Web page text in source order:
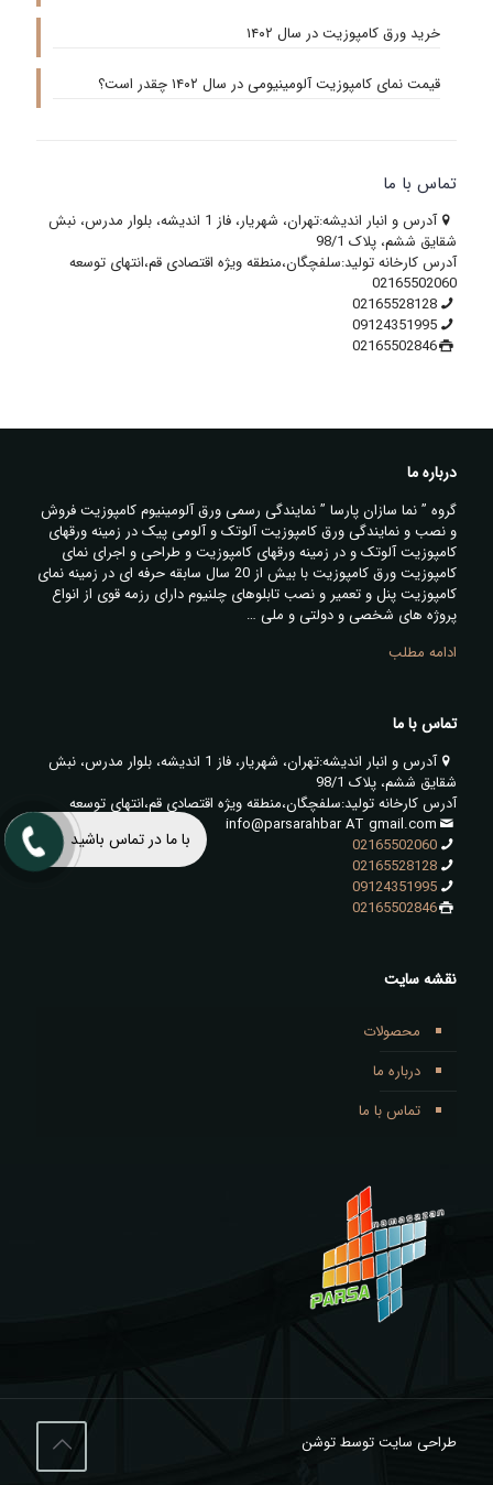
خرید ورق کامپوزیت در سال ۱۴۰۲
قیمت نمای کامپوزیت آلومینیومی در سال ۱۴۰۲ چقدر است؟
تماس با ما
آدرس و انبار اندیشه:تهران، شهریار، فاز 1 اندیشه، بلوار مدرس، نبش
شقایق ششم، پلاک 98/1
آدرس کارخانه تولید:سلفچگان،منطقه ویژه اقتصادی قم،انتهای توسعه
02165502060
02165528128
09124351995
02165502846
درباره ما
گروه ” نما سازان پارسا ” نمایندگی رسمی ورق آلومینیوم کامپوزیت فروش
و نصب و نمایندگی ورق کامپوزیت آلوتک و آلومی پیک در زمینه ورقهای
کامپوزیت آلوتک و در زمینه ورقهای کامپوزیت و طراحی و اجرای نمای
کامپوزیت ورق کامپوزیت با بیش از 20 سال سابقه حرفه ای در زمینه نمای
کامپوزیت پنل و تعمیر و نصب تابلوهای چلنیوم دارای رزمه قوی از انواع
پروژه های شخصی و دولتی و ملی …
ادامه مطلب
تماس با ما
آدرس و انبار اندیشه:تهران، شهریار، فاز 1 اندیشه، بلوار مدرس، نبش
شقایق ششم، پلاک 98/1
آدرس کارخانه تولید:سلفچگان،منطقه ویژه اقتصادی قم،انتهای توسعه
info@parsarahbar AT gmail.com
02165502060
02165528128
09124351995
02165502846
نقشه سایت
محصولات
درباره ما
تماس با ما
طراحی سایت توسط توشن
با ما در تماس باشید